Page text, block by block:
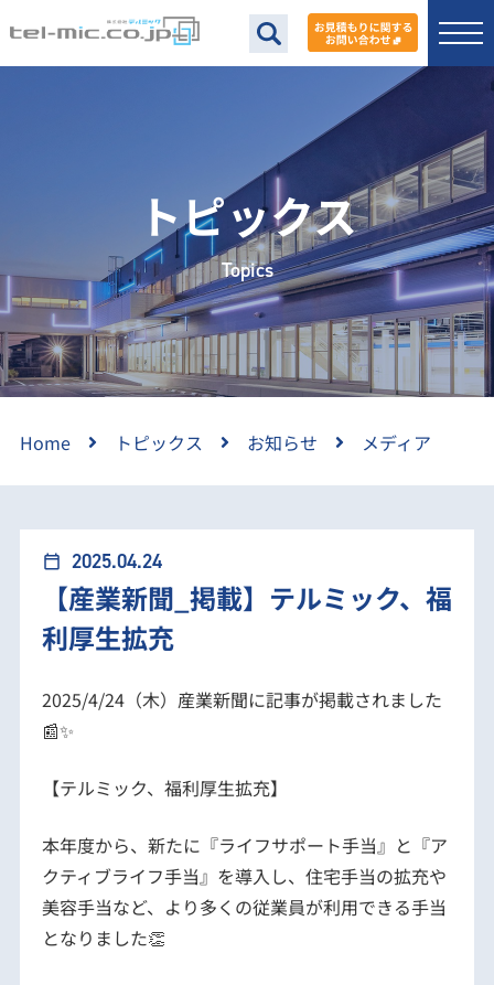
トピックス
Topics
Home トピックス お知らせ メディア
【産業新聞_掲載】テルミック、福利厚生拡充
calendar_today 2025.04.24
【産業新聞_掲載】テルミック、福
利厚生拡充
2025/4/24（木）産業新聞に記事が掲載されました
📰✨
【テルミック、福利厚生拡充】
本年度から、新たに『ライフサポート手当』と『ア
クティブライフ手当』を導入し、住宅手当の拡充や
美容手当など、より多くの従業員が利用できる手当
となりました👏